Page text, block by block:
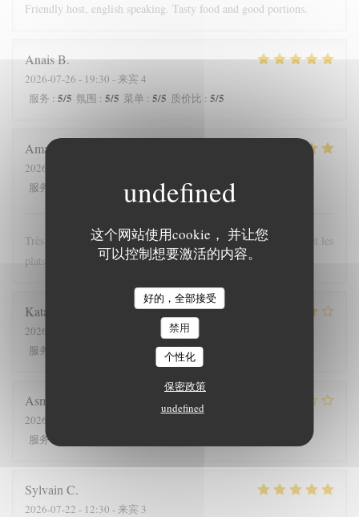
这个网站使用cookie， 并让您
可以控制想要激活的内容。
好的，全部接受
禁用
个性化
保密政策
undefined
Friendly host, english speaking. Tasty food and good portions.
AnaisB
2026-07-26 - 19:30 - 来宾 4
服务 : 5/5 氛围 : 5/5 菜单 : 5/5 质价比 : 5/5
Amaury
2026-07-26
服务
菜单: 5/5 质价比: 5/5
Très bonne expérience au Ranch, le personnel est très agréable et les
plats (les Welsh notamment) sont copieux et variés
Katariina
2026-07-25
服务
4/5 质价比:
Asmaa
2026-07-23
服务:
Sylvain C
2026-07-22 - 12:30 - 来宾 3